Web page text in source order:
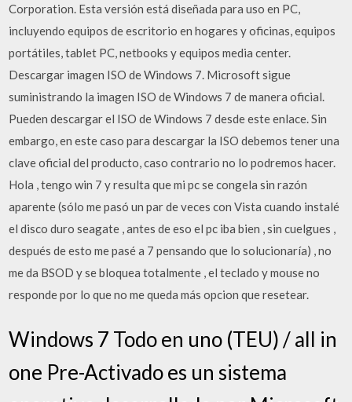
Corporation. Esta versión está diseñada para uso en PC,
incluyendo equipos de escritorio en hogares y oficinas, equipos
portátiles, tablet PC, netbooks y equipos media center.
Descargar imagen ISO de Windows 7. Microsoft sigue
suministrando la imagen ISO de Windows 7 de manera oficial.
Pueden descargar el ISO de Windows 7 desde este enlace. Sin
embargo, en este caso para descargar la ISO debemos tener una
clave oficial del producto, caso contrario no lo podremos hacer.
Hola , tengo win 7 y resulta que mi pc se congela sin razón
aparente (sólo me pasó un par de veces con Vista cuando instalé
el disco duro seagate , antes de eso el pc iba bien , sin cuelgues ,
después de esto me pasé a 7 pensando que lo solucionaría) , no
me da BSOD y se bloquea totalmente , el teclado y mouse no
responde por lo que no me queda más opcion que resetear.
Windows 7 Todo en uno (TEU) / all in
one Pre-Activado es un sistema